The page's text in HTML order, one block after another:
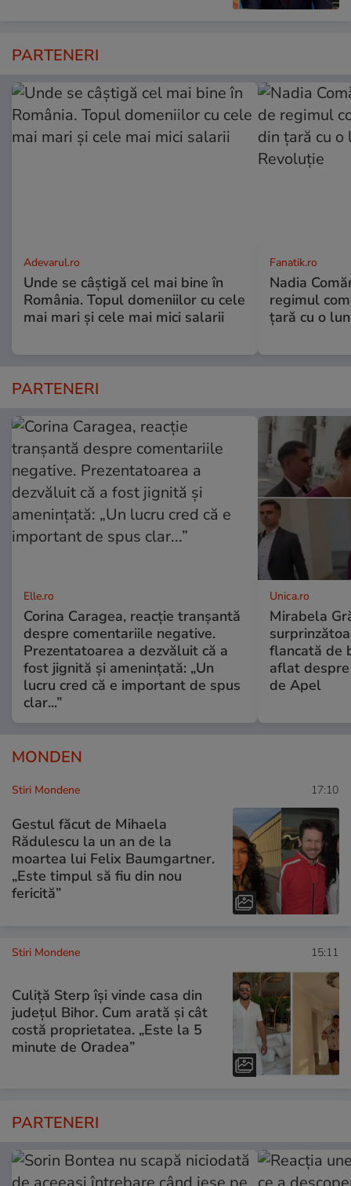
PARTENERI
Adevarul.ro
Unde se câștigă cel mai bine în
România. Topul domeniilor cu cele
mai mari și cele mai mici salarii
Fanatik.ro
Nadia
regimul
ţară cu o
PARTENERI
Elle.ro
Corina Caragea, reacție tranșantă
despre comentariile negative.
Prezentatoarea a dezvăluit că a
fost jignită și amenințată: „Un
lucru cred că e important de spus
clar...”
Unica.ro
Mirabela
flancată de
aflat
de Apel
MONDEN
Stiri Mondene 17:10
Gestul făcut de Mihaela
Rădulescu la un an de la
moartea lui Felix Baumgartner.
„Este timpul să fiu din nou
fericită”
Stiri Mondene 15:11
Culiță Sterp își vinde casa din
județul Bihor. Cum arată și cât
costă proprietatea. „Este la 5
minute de Oradea”
PARTENERI